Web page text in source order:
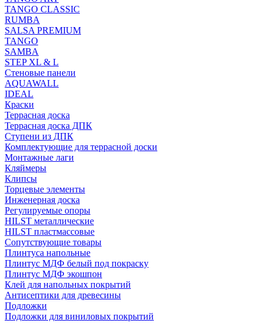
TANGO CLASSIC
RUMBA
SALSA PREMIUM
TANGO
SAMBA
STEP XL & L
Стеновые панели
AQUAWALL
IDEAL
Краски
Террасная доска
Террасная доска ДПК
Ступени из ДПК
Комплектующие для террасной доски
Монтажные лаги
Кляймеры
Клипсы
Торцевые элементы
Инженерная доска
Регулируемые опоры
HILST металлические
HILST пластмассовые
Сопутствующие товары
Плинтуса напольные
Плинтус МДФ белый под покраску
Плинтус МДФ экошпон
Клей для напольных покрытий
Антисептики для древесины
Подложки
Подложки для виниловых покрытий